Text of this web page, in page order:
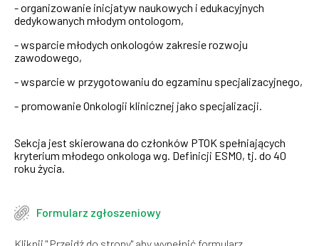
- organizowanie inicjatyw naukowych i edukacyjnych
dedykowanych młodym ontologom,
- wsparcie młodych onkologów zakresie rozwoju
zawodowego,
- wsparcie w przygotowaniu do egzaminu specjalizacyjnego,
- promowanie Onkologii klinicznej jako specjalizacji.
Sekcja jest skierowana do członków PTOK spełniających
kryterium młodego onkologa wg. Definicji ESMO, tj. do 40
roku życia.
Formularz zgłoszeniowy